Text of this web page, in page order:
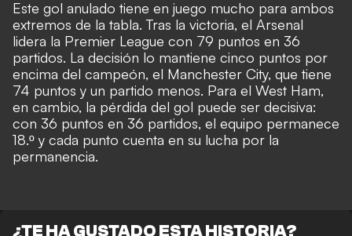
Este gol anulado tiene en juego mucho para ambos
extremos de la tabla. Tras la victoria, el Arsenal
lidera la Premier League con 79 puntos en 36
partidos. La decisión lo mantiene cinco puntos por
encima del campeón, el Manchester City, que tiene
74 puntos y un partido menos. Para el West Ham,
en cambio, la pérdida del gol puede ser decisiva:
con 36 puntos en 36 partidos, el equipo permanece
18.º y cada punto cuenta en su lucha por la
permanencia.
¿TE HA GUSTADO ESTA HISTORIA?